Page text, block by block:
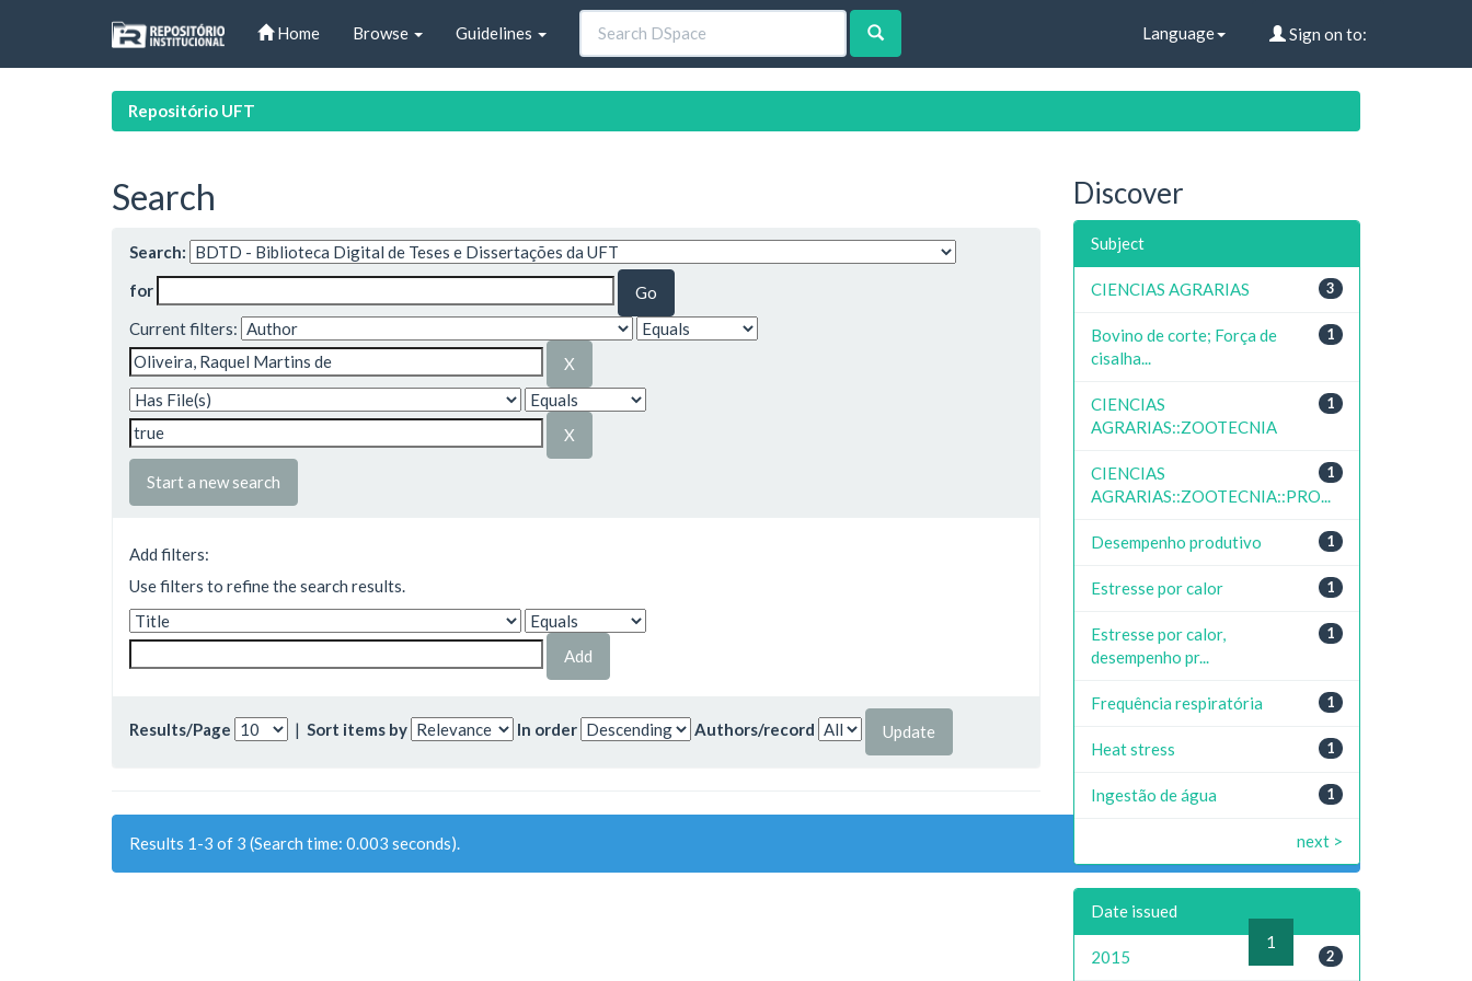
Home Browse Guidelines Language Sign on to:
Repositório UFT
Search
Search:
for
Current filters:
Start a new search
Add filters:
Use filters to refine the search results.
Results/Page | Sort items by In order Authors/record
Results 1-3 of 3 (Search time: 0.003 seconds).
previous 1 next
Discover
Subject
3
CIENCIAS AGRARIAS
1
Bovino de corte; Força de
cisalha...
1
CIENCIAS
AGRARIAS::ZOOTECNIA
1
CIENCIAS
AGRARIAS::ZOOTECNIA::PRO...
1
Desempenho produtivo
1
Estresse por calor
1
Estresse por calor,
desempenho pr...
1
Frequência respiratória
1
Heat stress
1
Ingestão de água
next >
Date issued
2
2015